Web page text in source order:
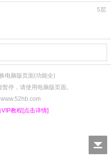
5层
电脑版页面(功能全)
停，请使用电脑版页面。
教程[点击详情]